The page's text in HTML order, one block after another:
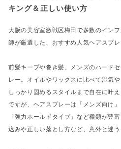
キング＆正しい使い方
大阪の美容室激戦区梅田で多数のイン
師が厳選した、おすすめ人気ヘアスプレ
前髪キープや巻き髪、メンズのハード
レー。オイルやワックスに比べて湿気
しっかり固めるスタイルまで自在に叶
ですが、ヘアスプレーは「メンズ向け
「強力ホールドタイプ」など種類が豊
込みや正しい落とし方など、意外と迷う